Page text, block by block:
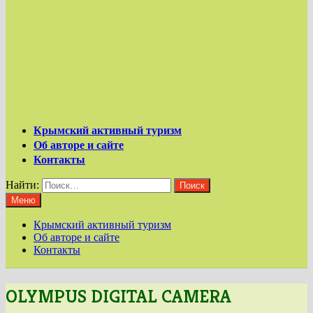
Крымский активный туризм
Об авторе и сайте
Контакты
Найти:
Меню
Крымский активный туризм
Об авторе и сайте
Контакты
OLYMPUS DIGITAL CAMERA